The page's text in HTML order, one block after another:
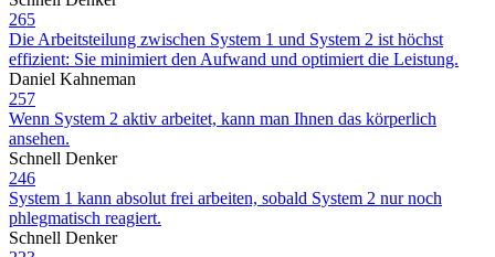
265
Die Arbeitsteilung zwischen System 1 und System 2 ist höchst
effizient: Sie minimiert den Aufwand und optimiert die Leistung.
Daniel Kahneman
257
Wenn System 2 aktiv arbeitet, kann man Ihnen das körperlich
ansehen.
Schnell Denker
246
System 1 kann absolut frei arbeiten, sobald System 2 nur noch
phlegmatisch reagiert.
Schnell Denker